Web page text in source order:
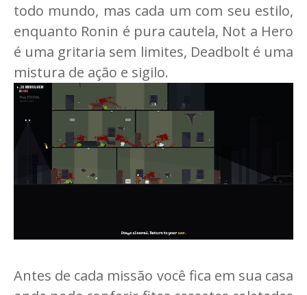
todo mundo, mas cada um com seu estilo,
enquanto Ronin é pura cautela, Not a Hero
é uma gritaria sem limites, Deadbolt é uma
mistura de ação e sigilo.
Antes de cada missão você fica em sua casa